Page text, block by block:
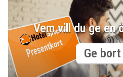
Vem vill du ge en
Ge bort